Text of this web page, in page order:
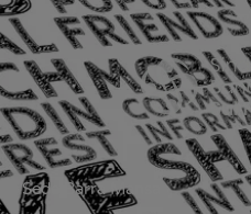
Sede Barra Mansa